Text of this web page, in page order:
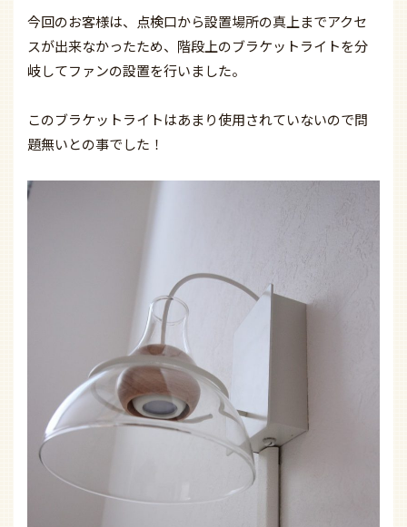
今回のお客様は、点検口から設置場所の真上までアクセ
スが出来なかったため、階段上のブラケットライトを分
岐してファンの設置を行いました。
このブラケットライトはあまり使用されていないので問
題無いとの事でした！